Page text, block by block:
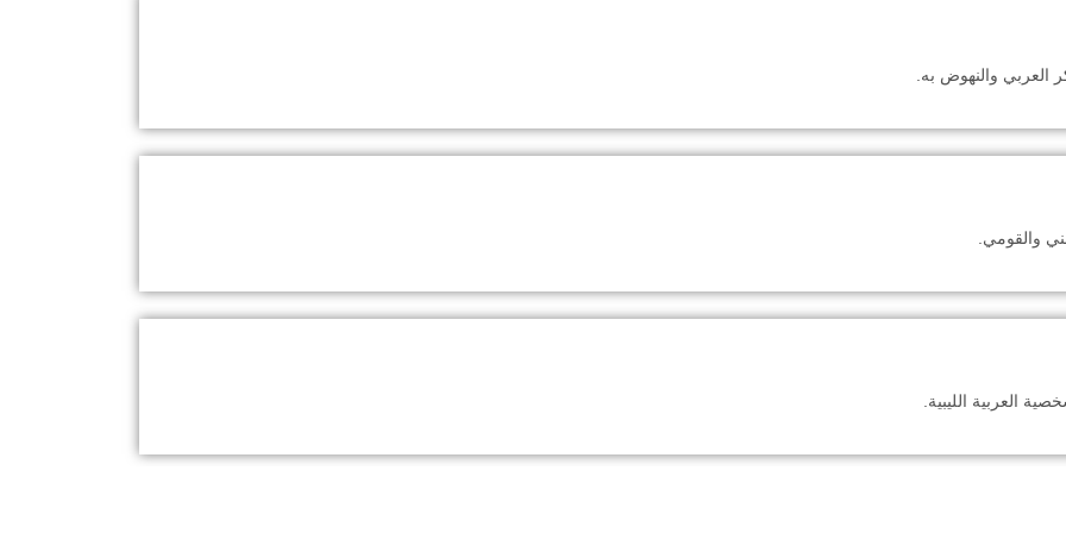
العربي والنهوض به.
والقومي.
العربية الليبية.